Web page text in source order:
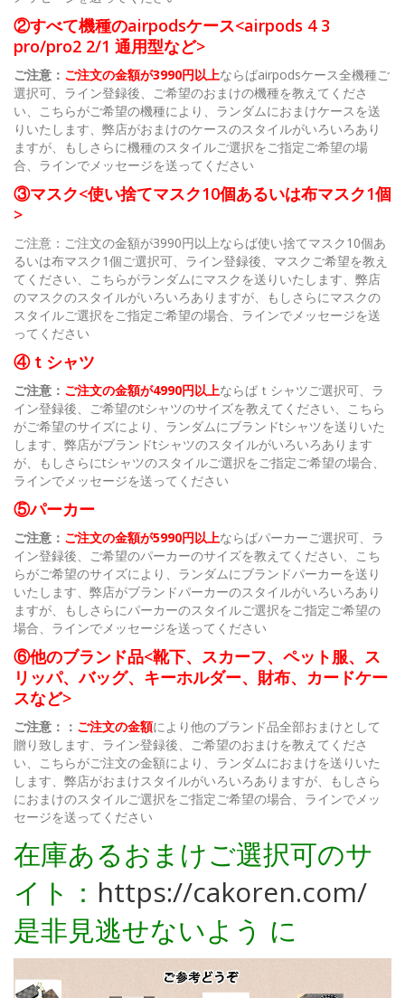
②すべて機種のairpodsケース<airpods 4 3
pro/pro2 2/1 通用型など>
ご注意： ご注文の金額が3990円以上ならばairpodsケース全機種ご
選択可、ライン登録後、ご希望のおまけの機種を教えてくださ
い、こちらがご希望の機種により、ランダムにおまけケースを送
りいたします、弊店がおまけのケースのスタイルがいろいろあり
ますが、もしさらに機種のスタイルご選択をご指定ご希望の場
合、ラインでメッセージを送ってください
③マスク<使い捨てマスク10個あるいは布マスク1個
>
ご注意：ご注文の金額が3990円以上ならば使い捨てマスク10個あ
るいは布マスク1個ご選択可、ライン登録後、マスクご希望を教え
てください、こちらがランダムにマスクを送りいたします、弊店
のマスクのスタイルがいろいろありますが、もしさらにマスクの
スタイルご選択をご指定ご希望の場合、ラインでメッセージを送
ってください
④ｔシャツ
ご注意： ご注文の金額が4990円以上ならばｔシャツご選択可、ラ
イン登録後、ご希望のtシャツのサイズを教えてください、こちら
がご希望のサイズにより、ランダムにブランドtシャツを送りいた
します、弊店がブランドtシャツのスタイルがいろいろあります
が、もしさらにtシャツのスタイルご選択をご指定ご希望の場合、
ラインでメッセージを送ってください
⑤パーカー
ご注意： ご注文の金額が5990円以上ならばパーカーご選択可、ラ
イン登録後、ご希望のパーカーのサイズを教えてください、こち
らがご希望のサイズにより、ランダムにブランドパーカーを送り
いたします、弊店がブランドパーカーのスタイルがいろいろあり
ますが、もしさらにパーカーのスタイルご選択をご指定ご希望の
場合、ラインでメッセージを送ってください
⑥他のブランド品<靴下、スカーフ、ペット服、ス
リッパ、バッグ、キーホルダー、財布、カードケー
スなど>
ご注意：： ご注文の金額により他のブランド品全部おまけとして
贈り致します、ライン登録後、ご希望のおまけを教えてくださ
い、こちらがご注文の金額により、ランダムにおまけを送りいた
します、弊店がおまけスタイルがいろいろありますが、もしさら
におまけのスタイルご選択をご指定ご希望の場合、ラインでメッ
セージを送ってください
在庫あるおまけご選択可のサ
イト： https://cakoren.com/
是非見逃せないよう に